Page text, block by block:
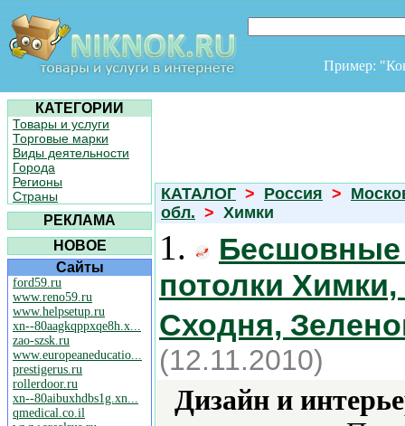
Пример:
КАТЕГОРИИ
Товары и услуги
Торговые марки
Виды деятельности
Города
Регионы
Страны
РЕКЛАМА
НОВОЕ
Сайты
ford59.ru
www.reno59.ru
www.helpsetup.ru
xn--80aagkqppxqe8h.x...
zao-szsk.ru
www.europeaneducatio...
prestigerus.ru
rollerdoor.ru
xn--80aibuxhdbs1g.xn...
qmedical.co.il
КАТАЛОГ > Россия >
обл. > Химки
1.
Бесшовные
потолки
Сходня,
(12.11.2010)
Дизайн и